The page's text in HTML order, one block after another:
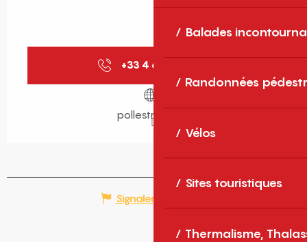
Balades
Randonnées
Vélos
Sites touristiques
Thermalisme,
+33 4 68 54 51
pollestres.com
Signaler une erreur